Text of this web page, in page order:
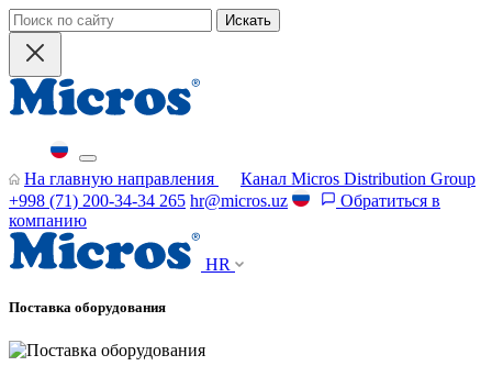
Искать
На главную направления
Канал Micros Distribution Group
+998 (71) 200-34-34 265 hr@micros.uz
Обратиться в
компанию
HR
Поставка оборудования